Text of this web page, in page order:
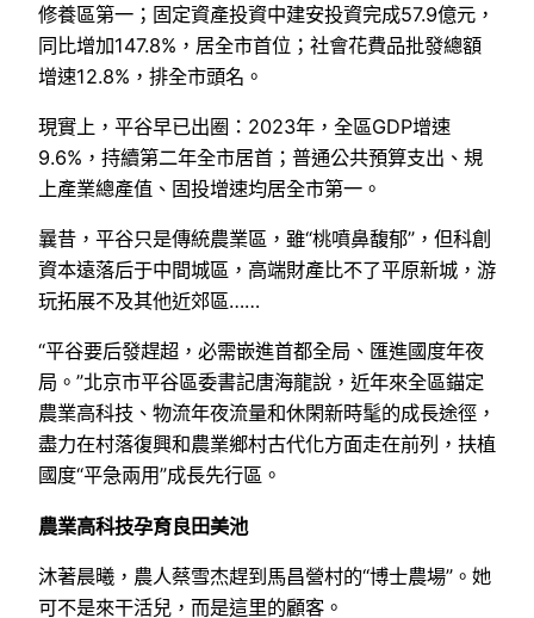
修養區第一；固定資產投資中建安投資完成57.9億元，
同比增加147.8%，居全市首位；社會花費品批發總額
增速12.8%，排全市頭名。
現實上，平谷早已出圈：2023年，全區GDP增速
9.6%，持續第二年全市居首；普通公共預算支出、規
上產業總產值、固投增速均居全市第一。
曩昔，平谷只是傳統農業區，雖“桃噴鼻馥郁”，但科創
資本遠落后于中間城區，高端財產比不了平原新城，游
玩拓展不及其他近郊區……
“平谷要后發趕超，必需嵌進首都全局、匯進國度年夜
局。”北京市平谷區委書記唐海龍說，近年來全區錨定
農業高科技、物流年夜流量和休閑新時髦的成長途徑，
盡力在村落復興和農業鄉村古代化方面走在前列，扶植
國度“平急兩用”成長先行區。
農業高科技孕育良田美池
沐著晨曦，農人蔡雪杰趕到馬昌營村的“博士農場”。她
可不是來干活兒，而是這里的顧客。